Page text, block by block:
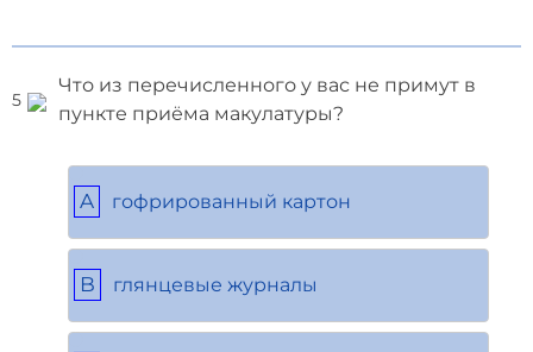
5
Что из перечисленного у вас не примут в
пункте приёма макулатуры?
A гофрированный картон
B глянцевые журналы